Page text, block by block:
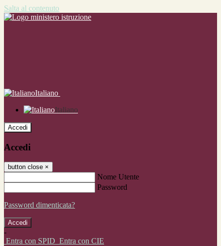
Salta al contenuto
Italiano
Italiano
Accedi
Accedi
button close ×
Nome Utente
Password
Password dimenticata?
-
Entra con SPID Entra con CIE